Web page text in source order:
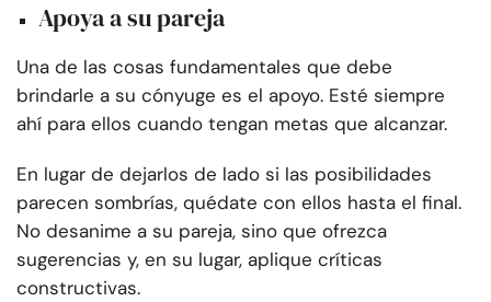
Apoya a su pareja
Una de las cosas fundamentales que debe
brindarle a su cónyuge es el apoyo. Esté siempre
ahí para ellos cuando tengan metas que alcanzar.
En lugar de dejarlos de lado si las posibilidades
parecen sombrías, quédate con ellos hasta el final.
No desanime a su pareja, sino que ofrezca
sugerencias y, en su lugar, aplique críticas
constructivas.